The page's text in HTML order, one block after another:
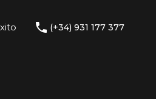
(+34) 931 177 377